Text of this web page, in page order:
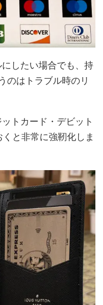
したい場合でも、持
のはトラブル時のリ
トカード・デビット
と非常に強靭化しま